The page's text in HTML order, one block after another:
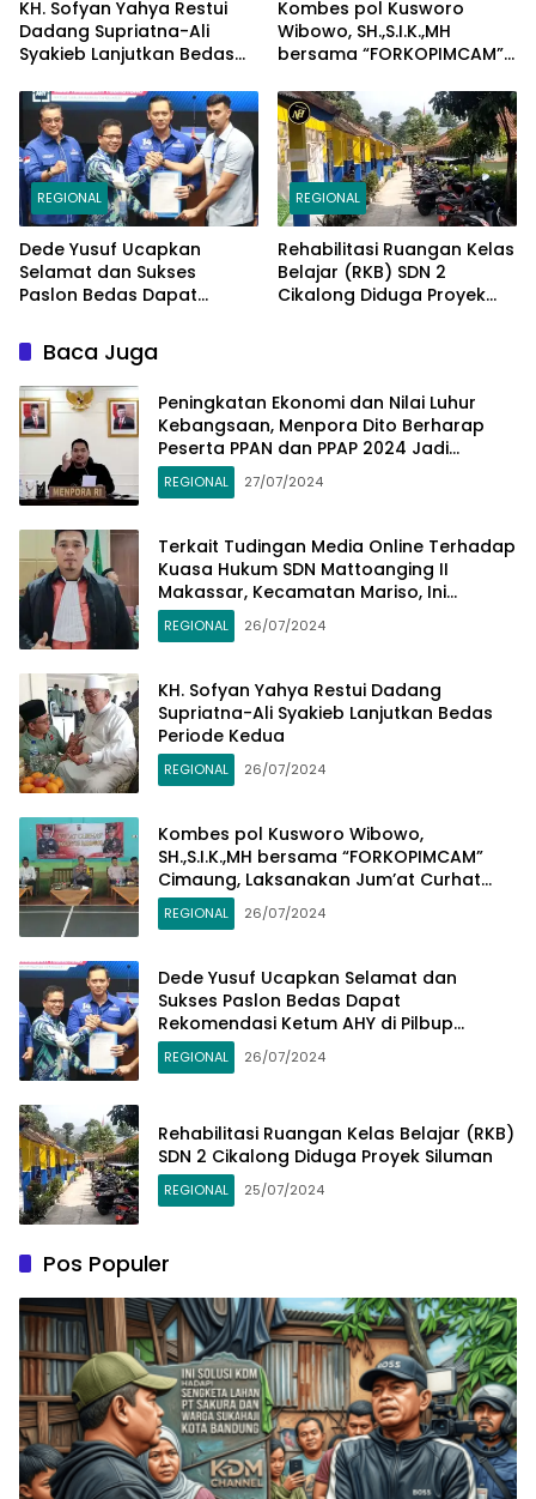
KH. Sofyan Yahya Restui
Dadang Supriatna-Ali
Syakieb Lanjutkan Bedas
Kombes pol Kusworo
Wibowo, SH.,S.I.K.,MH
bersama “FORKOPIMCAM”
Jum’at Curhat Jelang
Pemilu Serentak 2024
REGIONAL
Dede Yusuf Ucapkan
Selamat dan Sukses
Paslon Bedas Dapat
Pilbup Bandung
REGIONAL
Rehabilitasi Ruangan Kelas
Belajar (RKB) SDN 2
Cikalong Diduga Proyek
Baca Juga
Peningkatan Ekonomi dan Nilai Luhur
Kebangsaan, Menpora Dito Berharap
Peserta PPAN dan PPAP 2024 Jadi
Katalisator
REGIONAL 27/07/2024
Terkait Tudingan Media Online Terhadap
Kuasa Hukum SDN Mattoanging II
Makassar, Kecamatan Mariso, Ini
Penjelasannya
REGIONAL 26/07/2024
KH. Sofyan Yahya Restui Dadang
Supriatna-Ali Syakieb Lanjutkan Bedas
Periode Kedua
REGIONAL 26/07/2024
Kombes pol Kusworo Wibowo,
SH.,S.I.K.,MH bersama “FORKOPIMCAM”
Cimaung, Laksanakan Jum’at Curhat
Jelang Pemilu Serentak 2024
REGIONAL 26/07/2024
Dede Yusuf Ucapkan Selamat dan
Sukses Paslon Bedas Dapat
Rekomendasi Ketum AHY di Pilbup
Bandung
REGIONAL 26/07/2024
Rehabilitasi Ruangan Kelas Belajar (RKB)
SDN 2 Cikalong Diduga Proyek Siluman
REGIONAL 25/07/2024
Pos Populer